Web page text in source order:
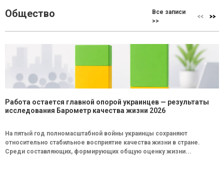
Общество
Все записи
>>
Работа остается главной опорой украинцев — результаты
исследования Барометр качества жизни 2026
На пятый год полномасштабной войны украинцы сохраняют
относительно стабильное восприятие качества жизни в стране.
Среди составляющих, формирующих общую оценку жизни...